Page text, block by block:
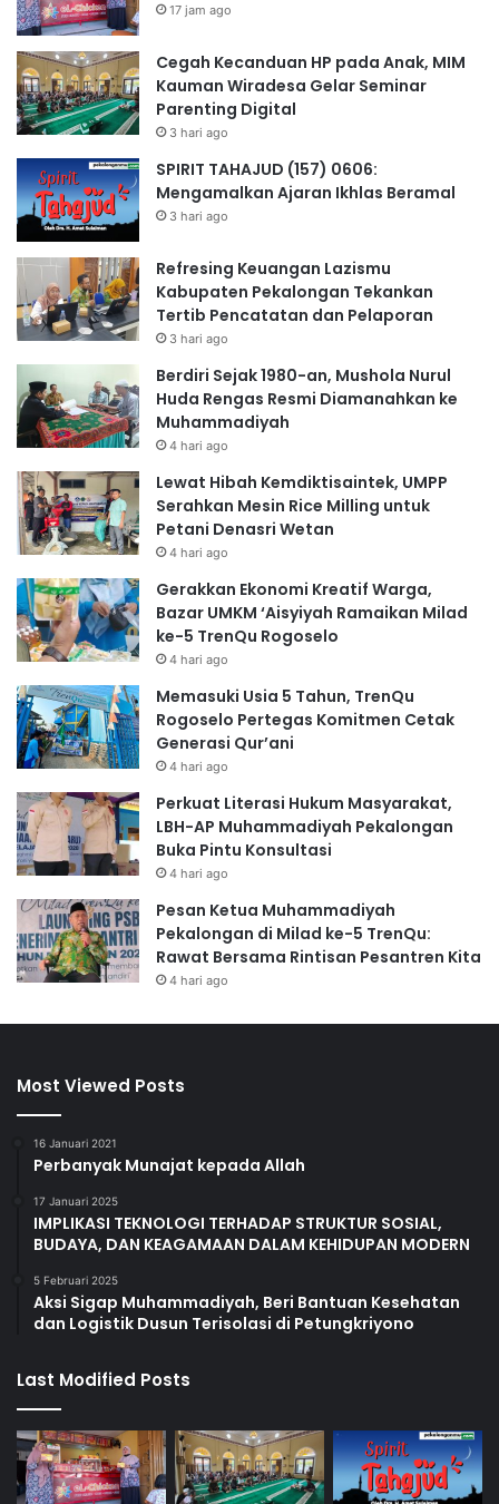
17 jam ago
Cegah Kecanduan HP pada Anak, MIM
Kauman Wiradesa Gelar Seminar
Parenting Digital
3 hari ago
SPIRIT TAHAJUD (157) 0606:
Mengamalkan Ajaran Ikhlas Beramal
3 hari ago
Refresing Keuangan Lazismu
Kabupaten Pekalongan Tekankan
Tertib Pencatatan dan Pelaporan
3 hari ago
Berdiri Sejak 1980-an, Mushola Nurul
Huda Rengas Resmi Diamanahkan ke
Muhammadiyah
4 hari ago
Lewat Hibah Kemdiktisaintek, UMPP
Serahkan Mesin Rice Milling untuk
Petani Denasri Wetan
4 hari ago
Gerakkan Ekonomi Kreatif Warga,
Bazar UMKM ‘Aisyiyah Ramaikan Milad
ke-5 TrenQu Rogoselo
4 hari ago
Memasuki Usia 5 Tahun, TrenQu
Rogoselo Pertegas Komitmen Cetak
Generasi Qur’ani
4 hari ago
Perkuat Literasi Hukum Masyarakat,
LBH-AP Muhammadiyah Pekalongan
Buka Pintu Konsultasi
4 hari ago
Pesan Ketua Muhammadiyah
Pekalongan di Milad ke-5 TrenQu:
Rawat Bersama Rintisan Pesantren Kita
4 hari ago
Most Viewed Posts
16 Januari 2021
Perbanyak Munajat kepada Allah
17 Januari 2025
IMPLIKASI TEKNOLOGI TERHADAP STRUKTUR SOSIAL,
BUDAYA, DAN KEAGAMAAN DALAM KEHIDUPAN MODERN
5 Februari 2025
Aksi Sigap Muhammadiyah, Beri Bantuan Kesehatan
dan Logistik Dusun Terisolasi di Petungkriyono
Last Modified Posts